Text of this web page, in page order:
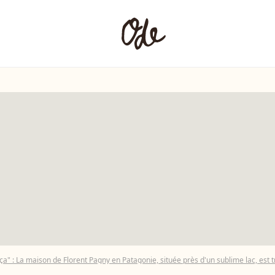
: La maison de Florent Pagny en Patagonie, située près d'un sublime lac, est